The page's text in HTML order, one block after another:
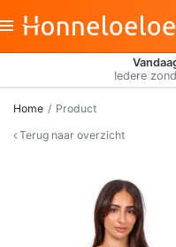
Iedere
Home
Product
Terug naar overzicht